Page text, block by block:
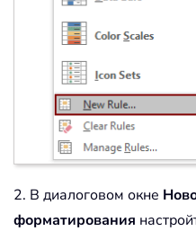
2. В диалоговом окне
форматирования